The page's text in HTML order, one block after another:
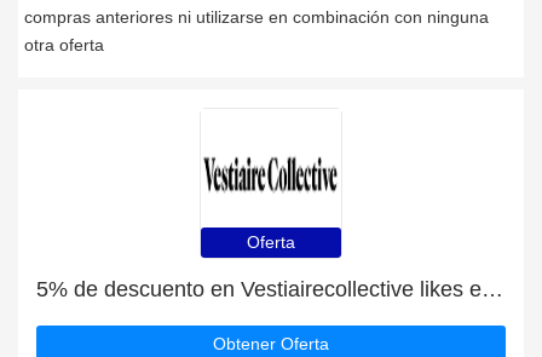
compras anteriores ni utilizarse en combinación con ninguna
otra oferta
Oferta
5% de descuento en Vestiairecollective likes en facebook
Obtener Oferta